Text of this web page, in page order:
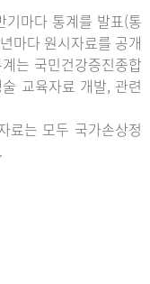
마다 통계를 발표(통
마다 원시자료를 공개
는 국민건강증진종합
교육자료 개발, 관련
료는 모두 국가손상정